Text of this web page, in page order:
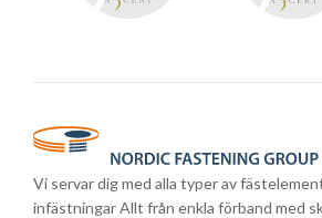
Vi servar dig med alla typer av
infästningar Allt från enkla förband med